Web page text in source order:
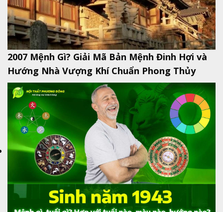
2007 Mệnh Gì? Giải Mã Bản Mệnh Đinh Hợi và
Hướng Nhà Vượng Khí Chuẩn Phong Thủy